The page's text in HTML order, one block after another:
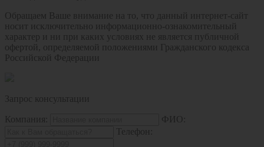
Обращаем Ваше внимание на то, что данный интернет-сайт
носит исключительно информационно-ознакомительный
характер и ни при каких условиях не является публичной
офертой, определяемой положениями Гражданского кодекса
Российской Федерации
Запрос консультации
Компания:
ФИО:
Телефон: